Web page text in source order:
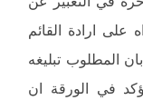
على ارادة القائم
المطلوب تبليغه
في الورقة ان